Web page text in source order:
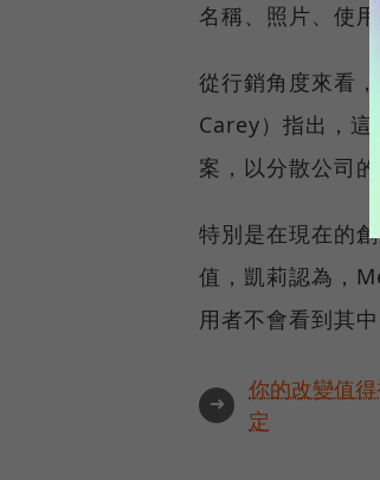
名稱、照片、使
從行銷角度來看
Carey）指出，
案，以分散公司
特別是在現在的
值，凱莉認為，
用者不會看到其中
➜
你的改變值
定